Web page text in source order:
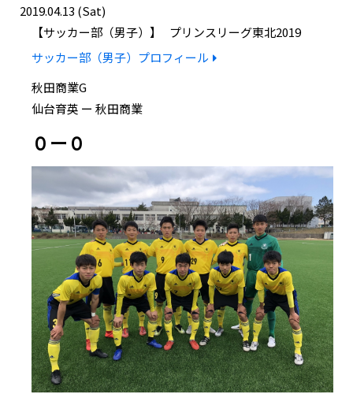
2019.04.13 (Sat)
サッカー部（男子）
プリンスリーグ東北2019
サッカー部（男子）プロフィール
秋田商業G
仙台育英 ー 秋田商業
０ー０